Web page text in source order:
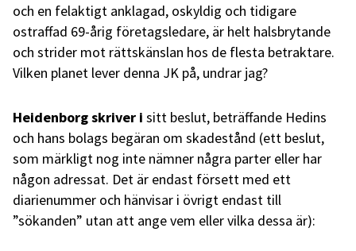
och en felaktigt anklagad, oskyldig och tidigare
ostraffad 69-årig företagsledare, är helt halsbrytande
och strider mot rättskänslan hos de flesta betraktare.
Vilken planet lever denna JK på, undrar jag?
Heidenborg skriver i sitt beslut, beträffande Hedins
och hans bolags begäran om skadestånd (ett beslut,
som märkligt nog inte nämner några parter eller har
någon adressat. Det är endast försett med ett
diarienummer och hänvisar i övrigt endast till
”sökanden” utan att ange vem eller vilka dessa är):